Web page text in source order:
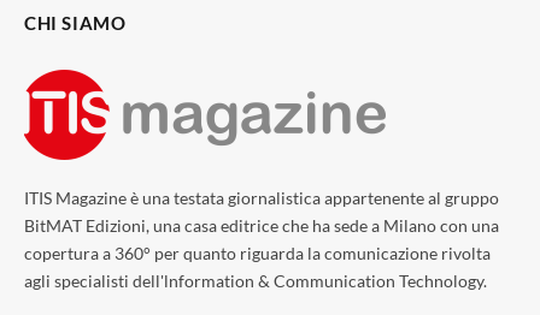
CHI SIAMO
ITIS Magazine è una testata giornalistica appartenente al gruppo
BitMAT Edizioni, una casa editrice che ha sede a Milano con una
copertura a 360° per quanto riguarda la comunicazione rivolta
agli specialisti dell'lnformation & Communication Technology.